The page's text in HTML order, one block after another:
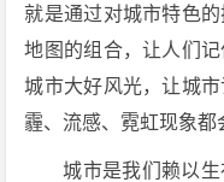
就是通过对城市特色
地图的组合，让人们
城市大好风光，让城
霾、流感、霓虹现象都
城市是我们赖以